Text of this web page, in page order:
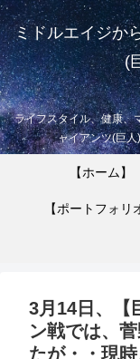
ミドルエイジか
(
ライフスタイル、健康、
ャイアンツ(巨
【ホーム】
【ポートフォリ
3月14日、【
ン戦では、
たが・・現